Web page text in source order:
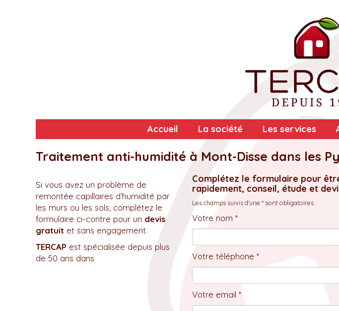
Accueil La société Les services
Traitement anti-humidité à Mont-Disse dans les
Si vous avez un problème de
remontée capillaires d’humidité par
les murs ou les sols, complétez le
formulaire ci-contre pour un devis
gratuit et sans engagement.
TERCAP est spécialisée depuis plus
de 50 ans dans
Complétez le formulaire pour
rapidement, conseil, étude et
Les champs suivis d'une * sont obligatoires
Votre nom *
Votre téléphone *
Votre email *